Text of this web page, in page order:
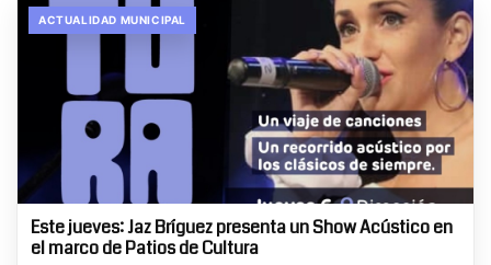
ACTUALIDAD MUNICIPAL
Este jueves: Jaz Bríguez presenta un Show Acústico en
el marco de Patios de Cultura